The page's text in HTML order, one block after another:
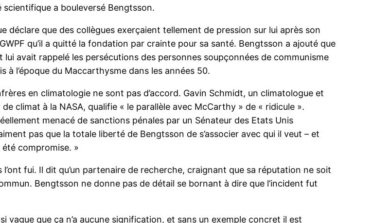
scientifique a bouleversé Bengtsson.
déclare que des collègues exerçaient tellement de pression sur lui après son
qu’il a quitté la fondation par crainte pour sa santé. Bengtsson a ajouté que
lui avait rappelé les persécutions des personnes soupçonnées de communisme
à l’époque du Maccarthysme dans les années 50.
en climatologie ne sont pas d’accord. Gavin Schmidt, un climatologue et
climat à la NASA, qualifie « le parallèle avec McCarthy » de « ridicule ».
menacé de sanctions pénales par un Sénateur des Etats Unis
pas que la totale liberté de Bengtsson de s’associer avec qui il veut – et
compromise. »
fui. Il dit qu’un partenaire de recherche, craignant que sa réputation ne soit
Bengtsson ne donne pas de détail se bornant à dire que l’incident fut
vague que ça n’a aucune signification, et sans un exemple concret il est